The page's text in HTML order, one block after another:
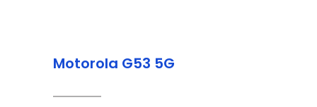
Motorola G53 5G